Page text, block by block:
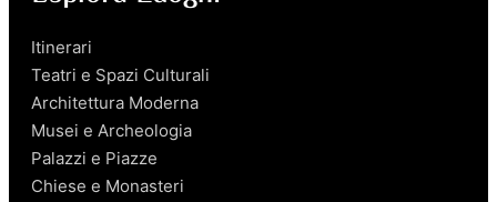
Itinerari
Teatri e Spazi Culturali
Architettura Moderna
Musei e Archeologia
Palazzi e Piazze
Chiese e Monasteri